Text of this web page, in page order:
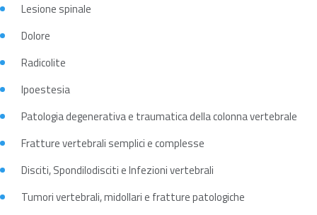
Lesione spinale
Dolore
Radicolite
Ipoestesia
Patologia degenerativa e traumatica della colonna vertebrale
Fratture vertebrali semplici e complesse
Disciti, Spondilodisciti e Infezioni vertebrali
Tumori vertebrali, midollari e fratture patologiche